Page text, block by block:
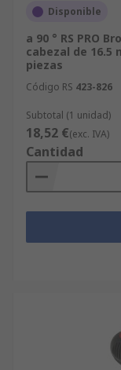
Disponible
a 90 ° RS PRO
cabezal de 16.5
piezas
Código RS 423-826
Subtotal (1 unidad)
18,52 €(exc. IVA)
Cantidad